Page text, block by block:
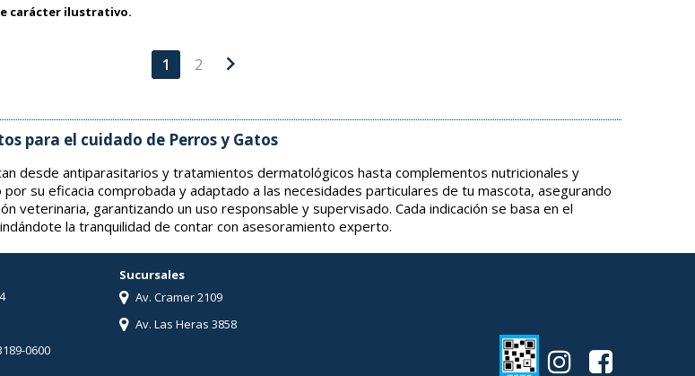
carácter ilustrativo.
1 2 chevron_right
para el cuidado de Perros y Gatos
desde antiparasitarios y tratamientos dermatológicos hasta complementos nutricionales y
su eficacia comprobada y adaptado a las necesidades particulares de tu mascota, asegurando
veterinaria, garantizando un uso responsable y supervisado. Cada indicación se basa en el
la tranquilidad de contar con asesoramiento experto.
0600
Sucursales
Av. Cramer 2109
Av. Las Heras 3858